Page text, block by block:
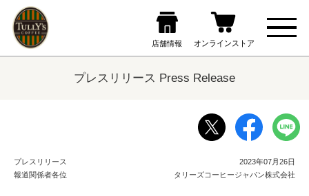
プレスリリース Press Release
プレスリリース
報道関係者各位
2023年07月26日
タリーズコーヒージャパン株式会社